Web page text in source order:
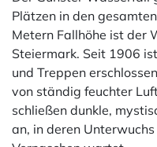
Plätzen in den
Metern Fallhöhe ist der
Steiermark. Seit 1906
und Treppen
von ständig feuchter
schließen dunkle,
an, in deren